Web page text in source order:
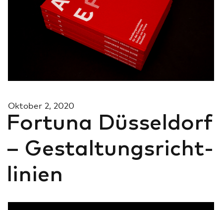
Kontakt
Ok­to­ber 2, 2020
For­tu­na Düs­sel­dorf
– Ge­stal­tungs­richt­
li­ni­en